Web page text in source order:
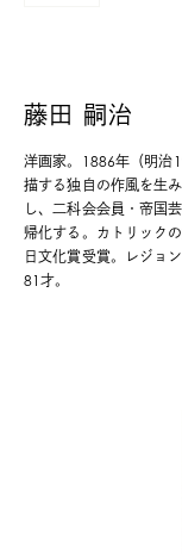
藤田 嗣治
洋画家。1886年（明治
描する独自の作風を生
し、二科会会員・帝国
帰化する。カトリック
日文化賞受賞。レジョ
81才。